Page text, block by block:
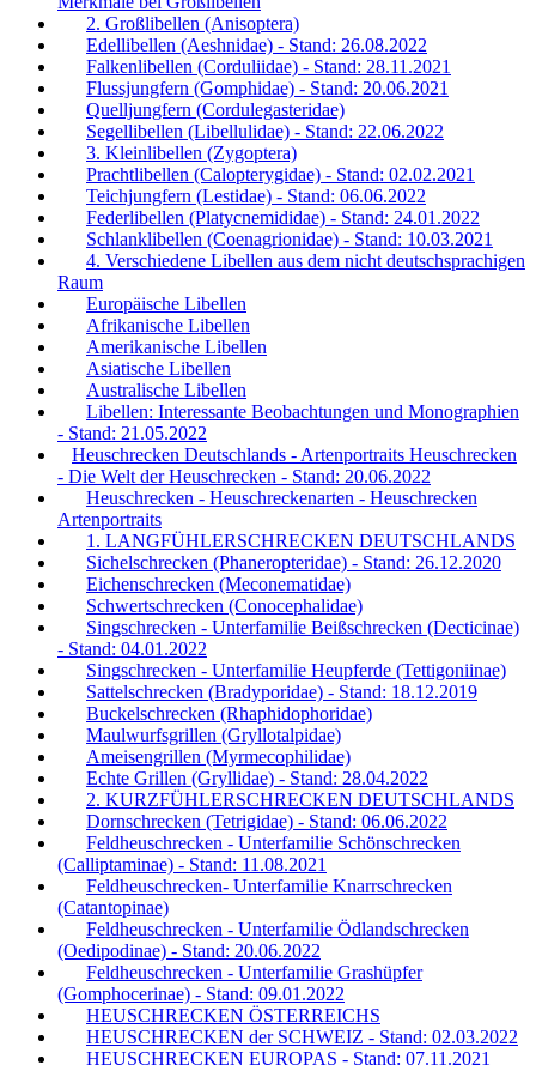
2. Großlibellen (Anisoptera)
Edellibellen (Aeshnidae) - Stand: 26.08.2022
Falkenlibellen (Corduliidae) - Stand: 28.11.2021
Flussjungfern (Gomphidae) - Stand: 20.06.2021
Quelljungfern (Cordulegasteridae)
Segellibellen (Libellulidae) - Stand: 22.06.2022
3. Kleinlibellen (Zygoptera)
Prachtlibellen (Calopterygidae) - Stand: 02.02.2021
Teichjungfern (Lestidae) - Stand: 06.06.2022
Federlibellen (Platycnemididae) - Stand: 24.01.2022
Schlanklibellen (Coenagrionidae) - Stand: 10.03.2021
4. Verschiedene Libellen aus dem nicht deutschsprachigen
Raum
Europäische Libellen
Afrikanische Libellen
Amerikanische Libellen
Asiatische Libellen
Australische Libellen
Libellen: Interessante Beobachtungen und Monographien
- Stand: 21.05.2022
Heuschrecken Deutschlands - Artenportraits Heuschrecken
- Die Welt der Heuschrecken - Stand: 20.06.2022
Heuschrecken - Heuschreckenarten - Heuschrecken
Artenportraits
1. LANGFÜHLERSCHRECKEN DEUTSCHLANDS
Sichelschrecken (Phaneropteridae) - Stand: 26.12.2020
Eichenschrecken (Meconematidae)
Schwertschrecken (Conocephalidae)
Singschrecken - Unterfamilie Beißschrecken (Decticinae)
- Stand: 04.01.2022
Singschrecken - Unterfamilie Heupferde (Tettigoniinae)
Sattelschrecken (Bradyporidae) - Stand: 18.12.2019
Buckelschrecken (Rhaphidophoridae)
Maulwurfsgrillen (Gryllotalpidae)
Ameisengrillen (Myrmecophilidae)
Echte Grillen (Gryllidae) - Stand: 28.04.2022
2. KURZFÜHLERSCHRECKEN DEUTSCHLANDS
Dornschrecken (Tetrigidae) - Stand: 06.06.2022
Feldheuschrecken - Unterfamilie Schönschrecken
(Calliptaminae) - Stand: 11.08.2021
Feldheuschrecken- Unterfamilie Knarrschrecken
(Catantopinae)
Feldheuschrecken - Unterfamilie Ödlandschrecken
(Oedipodinae) - Stand: 20.06.2022
Feldheuschrecken - Unterfamilie Grashüpfer
(Gomphocerinae) - Stand: 09.01.2022
HEUSCHRECKEN ÖSTERREICHS
HEUSCHRECKEN der SCHWEIZ - Stand: 02.03.2022
HEUSCHRECKEN EUROPAS - Stand: 07.11.2021